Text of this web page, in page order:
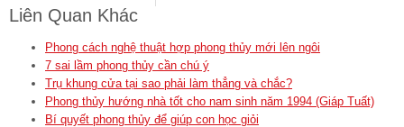
Liên Quan Khác
Phong cách nghệ thuật hợp phong thủy mới lên ngôi
7 sai lầm phong thủy cần chú ý
Trụ khung cửa tại sao phải làm thẳng và chắc?
Phong thủy hướng nhà tốt cho nam sinh năm 1994 (Giáp Tuất)
Bí quyết phong thủy để giúp con học giỏi